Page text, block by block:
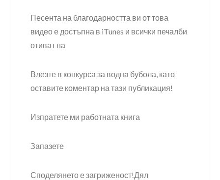
Песента на благодарността ви от това
видео е достъпна в iTunes и всички печалби
отиват на
Влезте в конкурса за водна бубола, като
оставите коментар на тази публикация!
Изпратете ми работната книга
Запазете
Споделянето е загриженост!Дял